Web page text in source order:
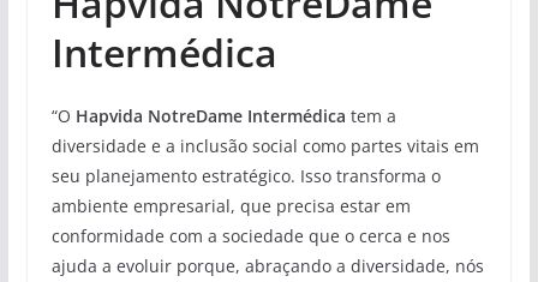
Intermédica
“O Hapvida NotreDame Intermédica tem a
diversidade e a inclusão social como partes vitais em
seu planejamento estratégico. Isso transforma o
ambiente empresarial, que precisa estar em
conformidade com a sociedade que o cerca e nos
ajuda a evoluir porque, abraçando a diversidade, nós